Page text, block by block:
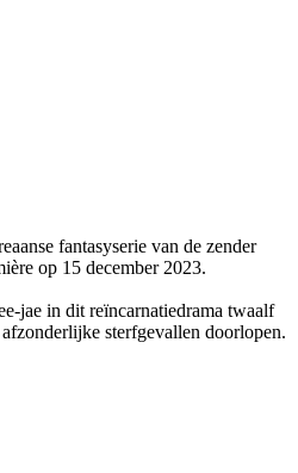
fantasyserie van de zender
op 15 december 2023.
jae in dit reïncarnatiedrama twaalf
sterfgevallen doorlopen.